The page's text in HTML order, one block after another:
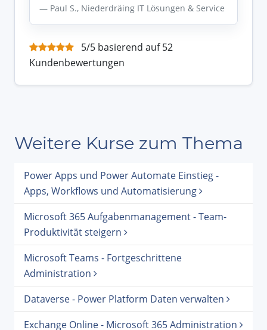
Paul S., Niederdräing IT Lösungen & Service
5/5 basierend auf 52
Kundenbewertungen
Weitere Kurse zum Thema
Power Apps und Power Automate Einstieg -
Apps, Workflows und Automatisierung
Microsoft 365 Aufgabenmanagement - Team-
Produktivität steigern
Microsoft Teams - Fortgeschrittene
Administration
Dataverse - Power Platform Daten verwalten
Exchange Online - Microsoft 365 Administration